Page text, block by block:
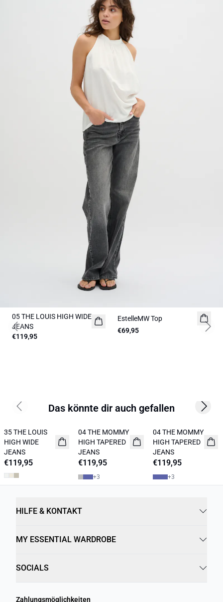
NEUHEITEN
05 THE LOUIS HIGH WIDE
JEANS
€119,95
EstelleMW Top
€69,95
Previous slide Next
Das könnte dir auch gefallen
35 THE LOUIS
HIGH WIDE
JEANS
€119,95
NEUHEITEN
04 THE MOMMY
HIGH TAPERED
JEANS
€119,95
+3
NEUHEITEN
04 THE MOMMY
HIGH TAPERED
JEANS
€119,95
+3
Previous slide Next
HILFE & KONTAKT
MY ESSENTIAL WARDROBE
SOCIALS
Zahlungsmöglichkeiten